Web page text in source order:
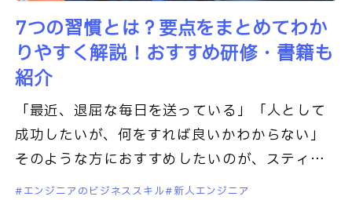
7つの習慣とは？要点をまとめてわか
りやすく解説！おすすめ研修・書籍も
紹介
「最近、退屈な毎日を送っている」「人として
成功したいが、何をすれば良いかわからない」
そのような方におすすめしたいのが、スティー
ブン・R・コビー博士が提唱する「7つの習慣」
エンジニアのビジネススキル 新人エンジニア